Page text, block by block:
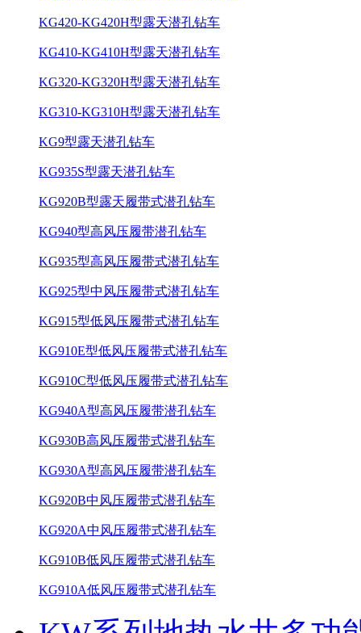
KG420-KG420H型露天潜孔钻车
KG410-KG410H型露天潜孔钻车
KG320-KG320H型露天潜孔钻车
KG310-KG310H型露天潜孔钻车
KG9型露天潜孔钻车
KG935S型露天潜孔钻车
KG920B型露天履带式潜孔钻车
KG940型高风压履带潜孔钻车
KG935型高风压履带式潜孔钻车
KG925型中风压履带式潜孔钻车
KG915型低风压履带式潜孔钻车
KG910E型低风压履带式潜孔钻车
KG910C型低风压履带式潜孔钻车
KG940A型高风压履带潜孔钻车
KG930B高风压履带式潜孔钻车
KG930A型高风压履带潜孔钻车
KG920B中风压履带式潜孔钻车
KG920A中风压履带式潜孔钻车
KG910B低风压履带式潜孔钻车
KG910A低风压履带式潜孔钻车